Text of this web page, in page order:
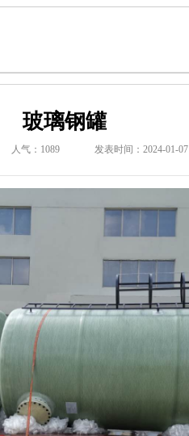
玻璃钢罐
人气：1089 发表时间：2024-01-07